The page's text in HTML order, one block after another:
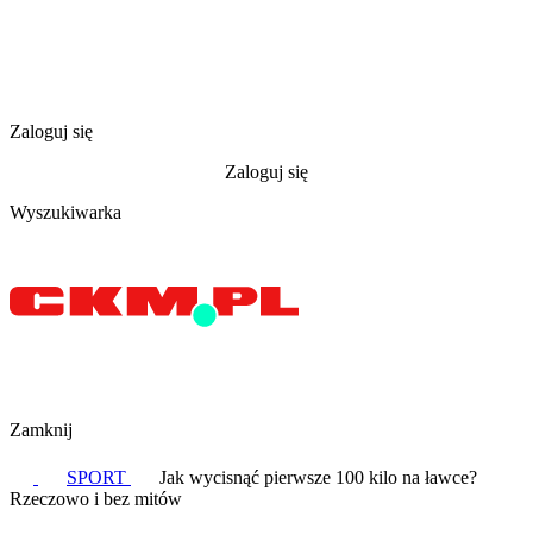
Zaloguj się
Zaloguj się
Wyszukiwarka
Zamknij
SPORT
Jak wycisnąć pierwsze 100 kilo na ławce?
Rzeczowo i bez mitów